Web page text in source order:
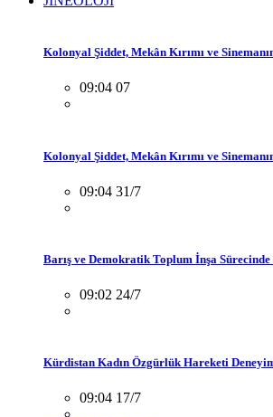
Kolonyal Şiddet, Mekân Kırımı ve
09:04 07
Kolonyal Şiddet, Mekân Kırımı ve
09:04 31/7
Barış ve Demokratik Toplum İnşa
09:02 24/7
Kürdistan Kadın Özgürlük Hareketi
09:04 17/7